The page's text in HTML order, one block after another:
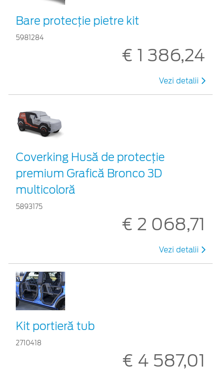
Bare protecție pietre kit
5981284
€ 1 386,24
Vezi detalii
Coverking Husă de protecție
premium Grafică Bronco 3D
multicoloră
5893175
€ 2 068,71
Vezi detalii
Kit portieră tub
2710418
€ 4 587,01